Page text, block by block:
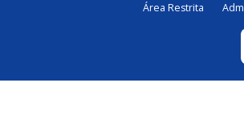
Área Restrita